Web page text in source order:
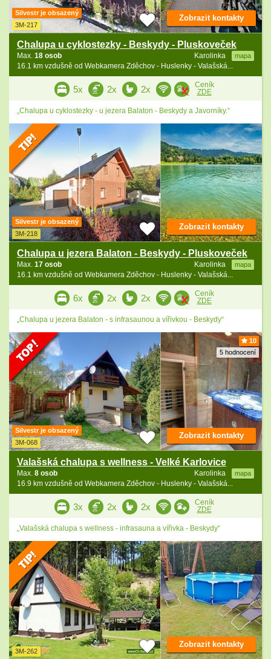
Silvestr je obsazený
3M-217
Chalupa u cyklostezky - Beskydy - Pluskoveček
Karolinka mapa
Max. 18 osob
16.1 km vzdušně od Webkamera Zděchov - Huslenky - Valašská...
Zobrazit kontakty
5x 2x 2x
Ceník
ZDE
„Chalupa u cyklostezky - u jezera Balaton - Beskydy a Javorníky.“
Silvestr je obsazený
3M-218
Chalupa u jezera Balaton - Beskydy - Pluskoveček
Karolinka mapa
Max. 17 osob
16.1 km vzdušně od Webkamera Zděchov - Huslenky - Valašská...
Zobrazit kontakty
6x 2x 2x
Ceník
ZDE
„Chalupa u jezera Balaton - s infrasaunou a vířivkou - Beskydy“
10
5 hodnocení
Silvestr je obsazený
3M-068
Valašská chalupa s wellness - Velké Karlovice
Karolinka mapa
Max. 8 osob
16.9 km vzdušně od Webkamera Zděchov - Huslenky - Valašská...
Zobrazit kontakty
3x 2x 2x
Ceník
ZDE
„Valašská chalupa s wellness - infrasauna a vířivka - Beskydy“
3M-262
Zobrazit kontakty